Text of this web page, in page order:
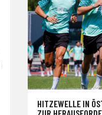
HITZEWELLE IN
ZUR